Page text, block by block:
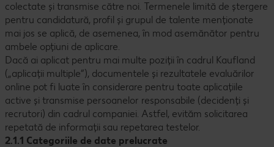
colectate și transmise către noi. Termenele limită de ștergere
pentru candidatură, profil și grupul de talente menționate
mai jos se aplică, de asemenea, în mod asemănător pentru
ambele opțiuni de aplicare.
Dacă ai aplicat pentru mai multe poziții în cadrul Kaufland
(„aplicații multiple”), documentele și rezultatele evaluărilor
online pot fi luate în considerare pentru toate aplicațiile
active și transmise persoanelor responsabile (decidenți și
recrutori) din cadrul companiei. Astfel, evităm solicitarea
repetată de informații sau repetarea testelor.
2.1.1 Categoriile de date prelucrate